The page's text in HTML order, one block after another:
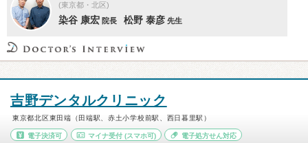
(東京都・北区)
染谷 康宏 院長 松野 泰彦 先生
吉野デンタルクリニック
東京都北区東田端（田端駅、赤土小学校前駅、西日暮里駅）
電子決済可 マイナ受付(スマホ可) 電子処方せん対応